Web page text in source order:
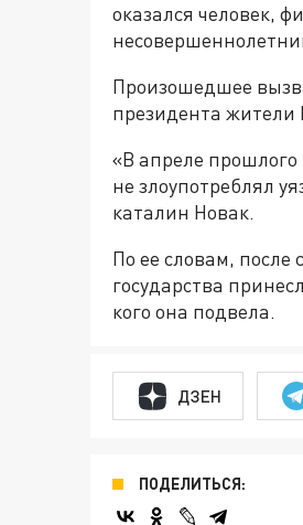
оказался человек,
Произошедшее
президента
«В апреле
не злоупотреблял
каталин Новак.
По ее словам, после
государства
кого она подвела.
ДЗЕН
ПОДЕЛИТЬСЯ: